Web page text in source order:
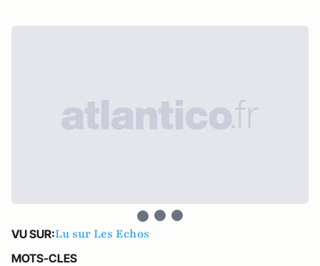
VU SUR:Lu sur Les Echos
MOTS-CLES